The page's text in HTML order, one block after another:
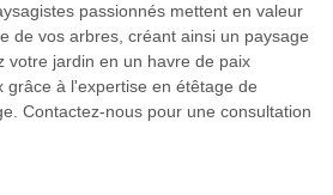
passionnés mettent en valeur
de vos arbres, créant ainsi un paysage
votre jardin en un havre de paix
grâce à l'expertise en étêtage de
Contactez-nous pour une consultation